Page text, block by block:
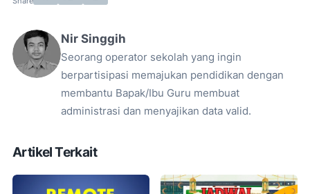
Nir Singgih
Seorang operator sekolah yang ingin
berpartisipasi memajukan pendidikan dengan
membantu Bapak/Ibu Guru membuat
administrasi dan menyajikan data valid.
Artikel Terkait